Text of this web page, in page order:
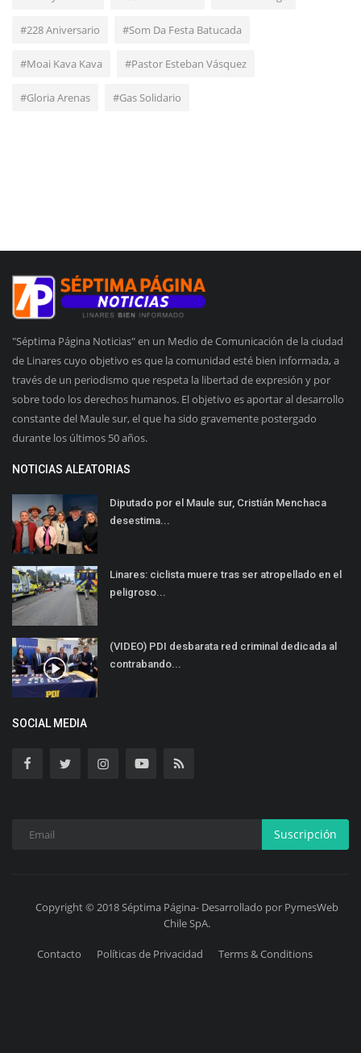
#228 Aniversario #Som Da Festa Batucada
#Moai Kava Kava #Pastor Esteban Vásquez
#Gloria Arenas #Gas Solidario
"Séptima Página Noticias" en un Medio de Comunicación de la ciudad
de Linares cuyo objetivo es que la comunidad esté bien informada, a
través de un periodismo que respeta la libertad de expresión y por
sobre todo los derechos humanos. El objetivo es aportar al desarrollo
constante del Maule sur, el que ha sido gravemente postergado
durante los últimos 50 años.
NOTICIAS ALEATORIAS
Diputado por el Maule sur, Cristián Menchaca
desestima...
Linares: ciclista muere tras ser atropellado en el
peligroso...
(VIDEO) PDI desbarata red criminal dedicada al
contrabando...
SOCIAL MEDIA
Suscripción
Copyright © 2018 Séptima Página- Desarrollado por PymesWeb
Chile SpA.
Contacto Políticas de Privacidad Terms & Conditions